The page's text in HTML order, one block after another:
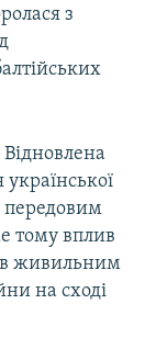
з
передовим
тому вплив
живильним
на сході